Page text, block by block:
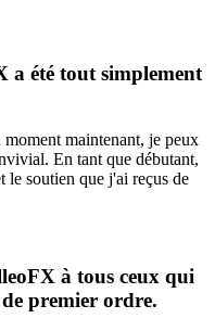
a été tout simplement
maintenant, je peux
En tant que débutant,
le soutien que j'ai reçus de
à tous ceux qui
premier ordre.